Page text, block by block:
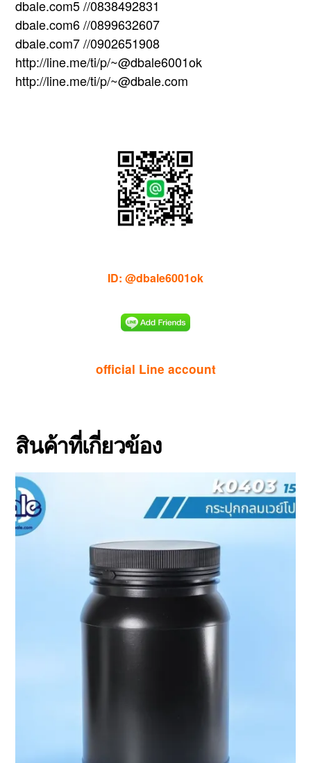
dbale.com5 //0838492831
dbale.com6 //0899632607
dbale.com7 //0902651908
http://line.me/ti/p/~@dbale6001ok
http://line.me/ti/p/~@dbale.com
ID: @dbale6001ok
official Line account
สินค้าที่เกี่ยวข้อง